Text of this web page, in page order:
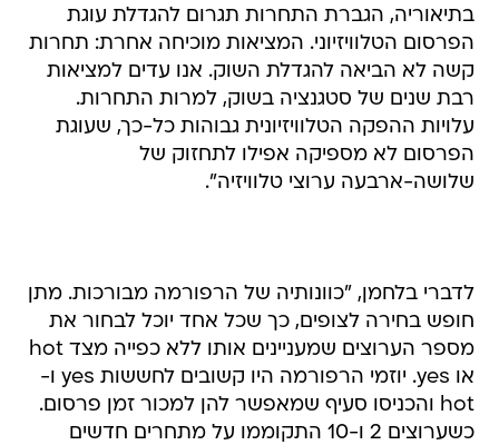
בתיאוריה, הגברת התחרות תגרום להגדלת עוגת
הפרסום הטלוויזיוני. המציאות מוכיחה אחרת: תחרות
קשה לא הביאה להגדלת השוק. אנו עדים למציאות
רבת שנים של סטגנציה בשוק, למרות התחרות.
עלויות ההפקה הטלוויזיונית גבוהות כל-כך, שעוגת
הפרסום לא מספיקה אפילו לתחזוק של
שלושה-ארבעה ערוצי טלוויזיה".
לדברי בלחמן, "כוונותיה של הרפורמה מבורכות. מתן
חופש בחירה לצופים, כך שכל אחד יוכל לבחור את
מספר הערוצים שמעניינים אותו ללא כפייה מצד hot
או yes. יוזמי הרפורמה היו קשובים לחששות yes ו-
hot והכניסו סעיף שמאפשר להן למכור זמן פרסום.
כשערוצים 2 ו-10 התקוממו על מתחרים חדשים